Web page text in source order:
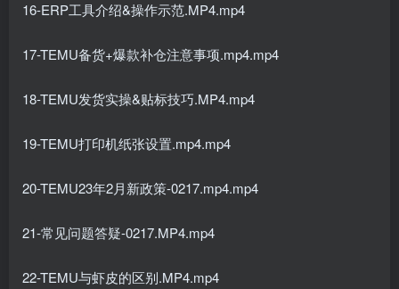
16-ERP工具介绍&操作示范.MP4.mp4
17-TEMU备货+爆款补仓注意事项.mp4.mp4
18-TEMU发货实操&贴标技巧.MP4.mp4
19-TEMU打印机纸张设置.mp4.mp4
20-TEMU23年2月新政策-0217.mp4.mp4
21-常见问题答疑-0217.MP4.mp4
22-TEMU与虾皮的区别.MP4.mp4